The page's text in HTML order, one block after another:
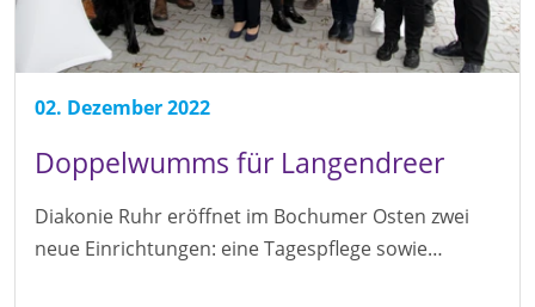
02. Dezember 2022
Doppelwumms für Langendreer
Diakonie Ruhr eröffnet im Bochumer Osten zwei
neue Einrichtungen: eine Tagespflege sowie…